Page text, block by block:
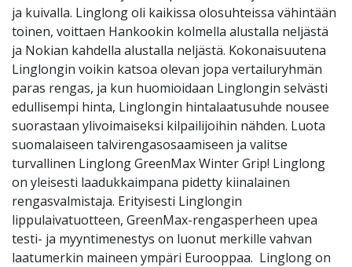
ja kuivalla. Linglong oli kaikissa olosuhteissa vähintään
toinen, voittaen Hankookin kolmella alustalla neljästä
ja Nokian kahdella alustalla neljästä. Kokonaisuutena
Linglongin voikin katsoa olevan jopa vertailuryhmän
paras rengas, ja kun huomioidaan Linglongin selvästi
edullisempi hinta, Linglongin hintalaatusuhde nousee
suorastaan ylivoimaiseksi kilpailijoihin nähden. Luota
suomalaiseen talvirengasosaamiseen ja valitse
turvallinen Linglong GreenMax Winter Grip! Linglong
on yleisesti laadukkaimpana pidetty kiinalainen
rengasvalmistaja. Erityisesti Linglongin
lippulaivatuotteen, GreenMax-rengasperheen upea
testi- ja myyntimenestys on luonut merkille vahvan
laatumerkin maineen ympäri Eurooppaa. Linglong on